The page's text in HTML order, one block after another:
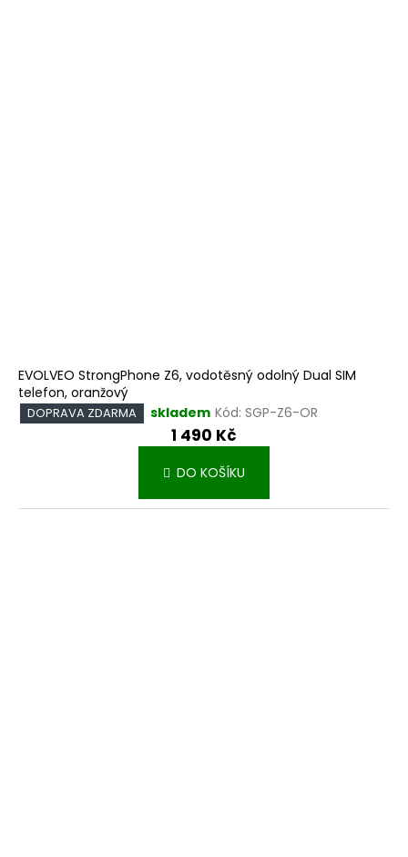
EVOLVEO StrongPhone Z6, vodotěsný odolný Dual SIM
telefon, oranžový
DOPRAVA ZDARMA skladem Kód: SGP-Z6-OR
1 490 Kč
DO KOŠÍKU